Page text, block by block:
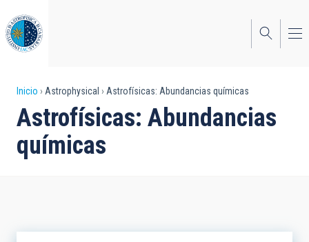
al
contenido
principal
Sobrescribir
enlaces
de
Inicio Astrophysical Astrofísicas: Abundancias químicas
Astrofísicas: Abundancias
químicas